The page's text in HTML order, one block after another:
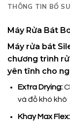
THÔNG TIN BỔ
Máy Rửa Bát
Máy rửa bát
chương trình
yên tĩnh cho
Extra Drying:
và đồ khó khô
Khay Max Flex: